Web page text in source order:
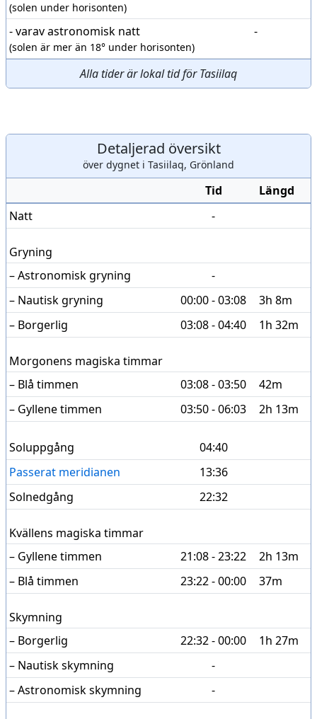
(solen under horisonten)
- varav astronomisk natt
(solen är mer än 18° under horisonten)
-
Alla tider är lokal tid för Tasiilaq
Detaljerad översikt
över dygnet i Tasiilaq, Grönland
Tid
Längd
Natt
-
Gryning
– Astronomisk gryning
-
– Nautisk gryning
00:00 - 03:08
3h 8m
– Borgerlig
03:08 - 04:40 1h 32m
Morgonens magiska timmar
– Blå timmen
03:08 - 03:50
42m
– Gyllene timmen
03:50 - 06:03 2h 13m
Soluppgång
04:40
Passerat meridianen
13:36
Solnedgång
22:32
Kvällens magiska timmar
– Gyllene timmen
21:08 - 23:22
2h 13m
– Blå timmen
23:22 - 00:00 37m
Skymning
– Borgerlig
22:32 - 00:00
1h 27m
– Nautisk skymning
-
– Astronomisk skymning
-